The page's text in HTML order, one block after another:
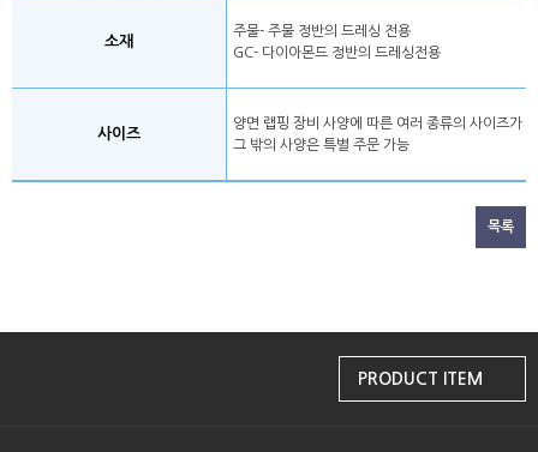
소재
주물- 주물 정반의 드레싱 전용
GC- 다이아몬드 정반의 드레싱전용
사이즈
양면 랩핑 장비 사양에 따른 여러 종류의 사이즈가
그 밖의 사양은 특별 주문 가능
목록
PRODUCT ITEM